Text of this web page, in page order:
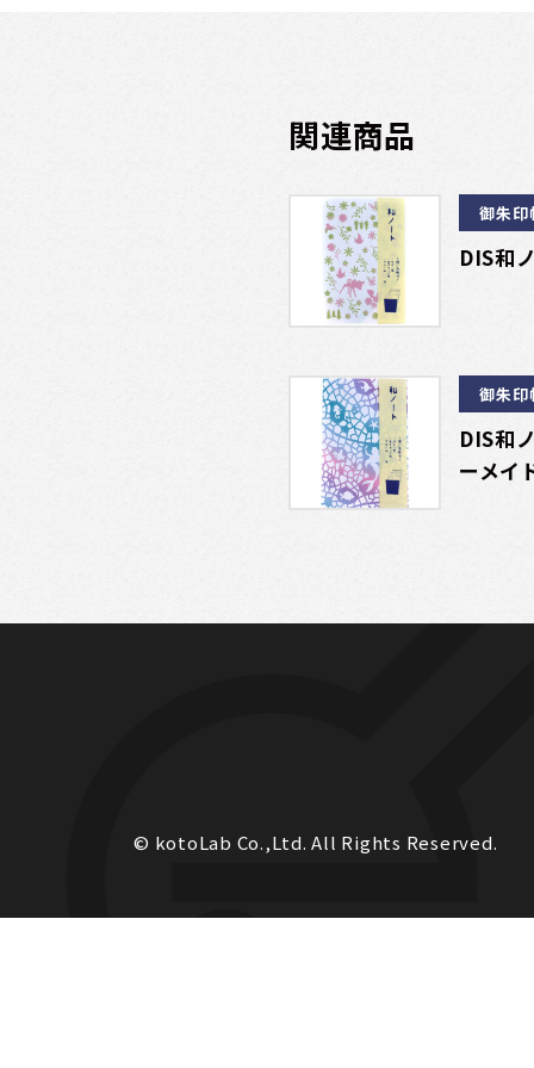
関連商品
御朱印
DIS和
御朱印
DIS和
ーメ
© kotoLab Co.,Ltd. All Rights Reserved.